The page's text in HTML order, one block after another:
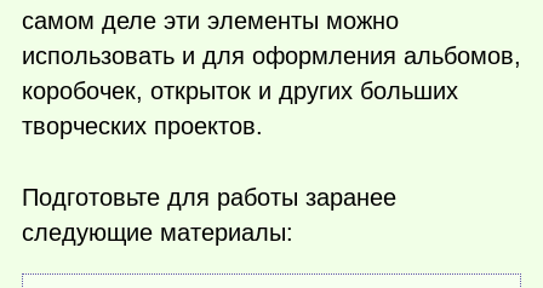
самом деле эти элементы можно
использовать и для оформления альбомов,
коробочек, открыток и других больших
творческих проектов.
Подготовьте для работы заранее
следующие материалы: